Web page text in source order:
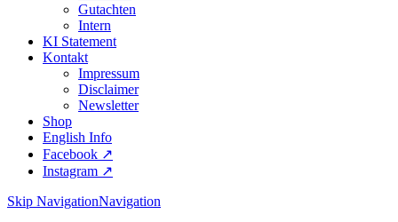
Gutachten
Intern
KI Statement
Kontakt
Impressum
Disclaimer
Newsletter
Shop
English Info
Facebook ↗︎
Instagram ↗︎
Skip NavigationNavigation